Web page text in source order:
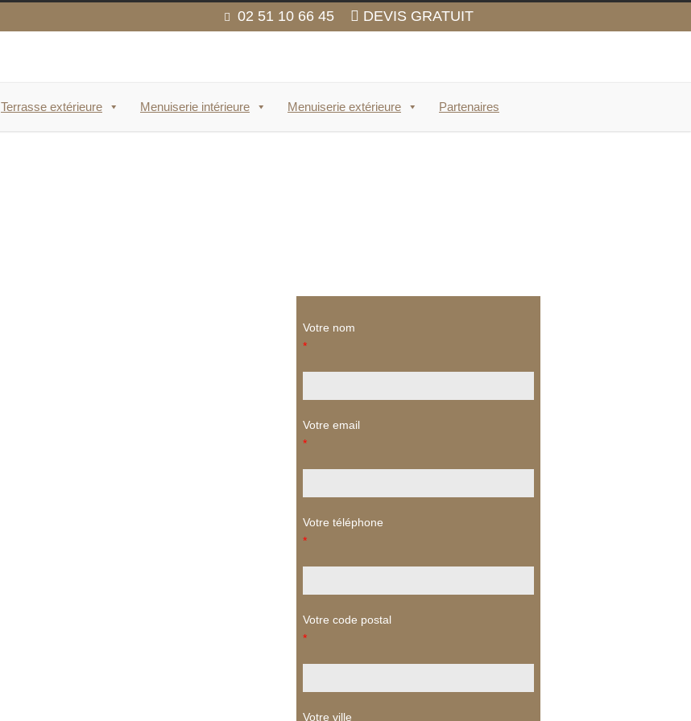
02 51 10 66 45 DEVIS GRATUIT
Terrasse extérieure Menuiserie intérieure Menuiserie extérieure Partenaires
Votre nom
*
Votre email
*
Votre téléphone
*
Votre code postal
*
Votre ville